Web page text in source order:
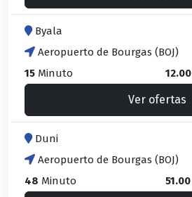
Byala
Aeropuerto de Bourgas (BOJ)
15 Minuto 12.00
Ver ofertas
Duni
Aeropuerto de Bourgas (BOJ)
48 Minuto 51.00